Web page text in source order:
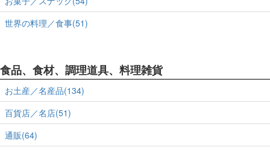
世界の料理／食事(51)
食品、食材、調理道具、料理雑貨
お土産／名産品(134)
百貨店／名店(51)
通販(64)